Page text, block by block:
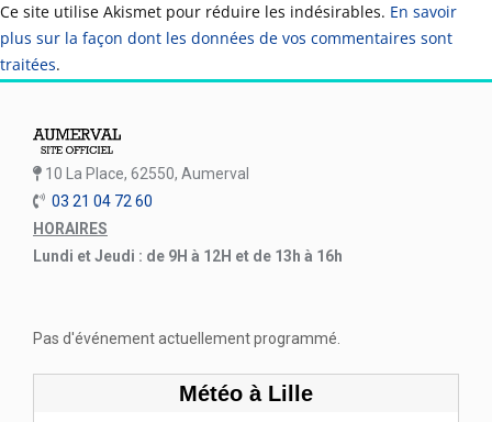
Ce site utilise Akismet pour réduire les indésirables. En savoir
plus sur la façon dont les données de vos commentaires sont
traitées.
10 La Place, 62550, Aumerval
03 21 04 72 60
HORAIRES
Lundi et Jeudi : de 9H à 12H et de 13h à 16h
Pas d'événement actuellement programmé.
Météo à Lille